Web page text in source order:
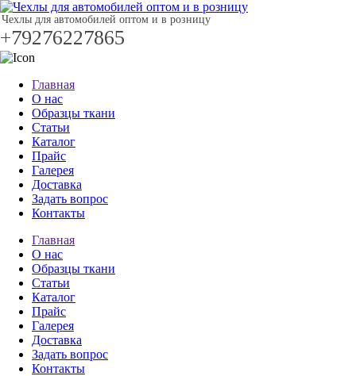
Чехлы для автомобилей оптом и в розницу
+79276227865
Главная
О нас
Образцы ткани
Статьи
Каталог
Прайс
Галерея
Доставка
Задать вопрос
Контакты
Главная
О нас
Образцы ткани
Статьи
Каталог
Прайс
Галерея
Доставка
Задать вопрос
Контакты